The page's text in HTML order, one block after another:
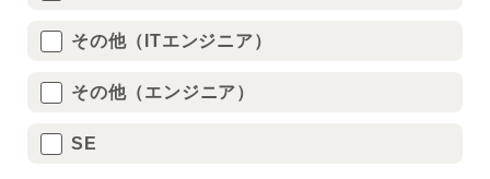
その他（ITエンジニア）
その他（エンジニア）
SE